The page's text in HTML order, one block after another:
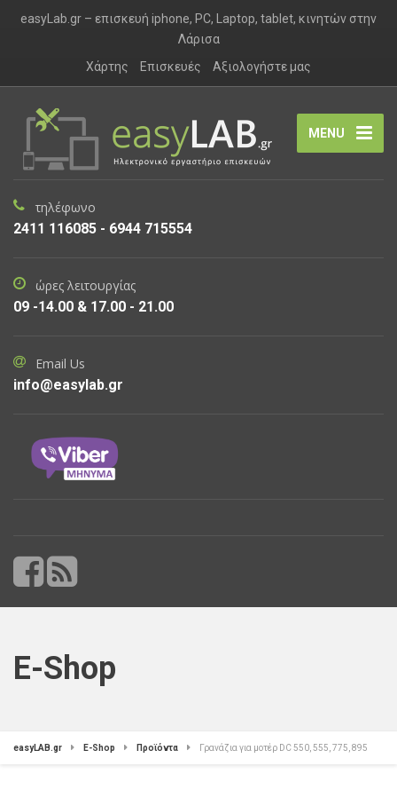
easyLab.gr – επισκευή iphone, PC, Laptop, tablet, κινητών στην
Λάρισα
Χάρτης
Επισκευές Αξιολογήστε μας
MENU
τηλέφωνο
2411 116085 - 6944 715554
ώρες λειτουργίας
09 -14.00 & 17.00 - 21.00
Email Us
info@easylab.gr
E-Shop
easyLAB.gr E-Shop Προϊόντα Γρανάζια για μοτέρ DC 550, 555, 775, 895